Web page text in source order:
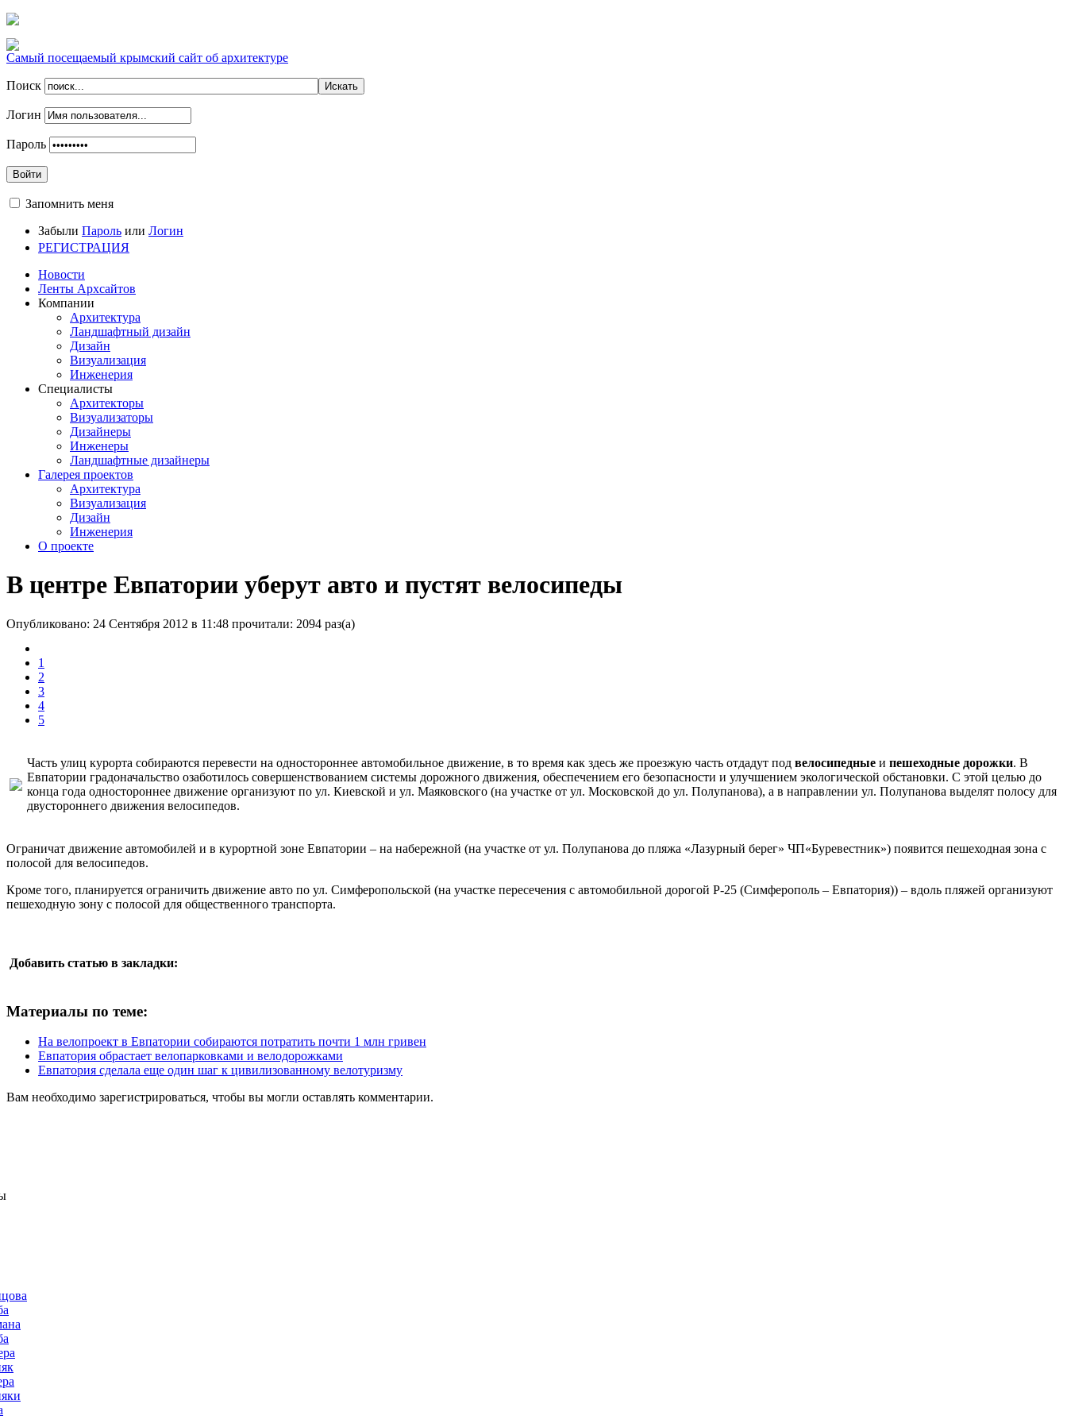
Самый посещаемый крымский сайт об архитектуре
Поиск
Логин
Пароль
Войти
Запомнить меня
Забыли Пароль или Логин
РЕГИСТРАЦИЯ
Новости
Ленты Архсайтов
Компании
Архитектура
Ландшафтный дизайн
Дизайн
Визуализация
Инженерия
Специалисты
Архитекторы
Визуализаторы
Дизайнеры
Инженеры
Ландшафтные дизайнеры
Галерея проектов
Архитектура
Визуализация
Дизайн
Инженерия
О проекте
В центре Евпатории уберут авто и пустят велосипеды
Опубликовано: 24 Сентября 2012 в 11:48 прочитали: 2094 раз(а)
1
2
3
4
5
Часть улиц курорта собираются перевести на одностороннее автомобильное движение, в то время как здесь же проезжую часть отдадут под велосипедные и пешеходные дорожки. В
Евпатории градоначальство озаботилось совершенствованием системы дорожного движения, обеспечением его безопасности и улучшением экологической обстановки. С этой целью до
конца года одностороннее движение организуют по ул. Киевской и ул. Маяковского (на участке от ул. Московской до ул. Полупанова), а в направлении ул. Полупанова выделят полосу для
двустороннего движения велосипедов.
Ограничат движение автомобилей и в курортной зоне Евпатории – на набережной (на участке от ул. Полупанова до пляжа «Лазурный берег» ЧП«Буревестник») появится пешеходная зона с
полосой для велосипедов.
Кроме того, планируется ограничить движение авто по ул. Симферопольской (на участке пересечения с автомобильной дорогой Р-25 (Симферополь – Евпатория)) – вдоль пляжей организуют
пешеходную зону с полосой для общественного транспорта.
Добавить статью в закладки:
Материалы по теме:
На велопроект в Евпатории собираются потратить почти 1 млн гривен
Евпатория обрастает велопарковками и велодорожками
Евпатория сделала еще один шаг к цивилизованному велотуризму
Вам необходимо зарегистрироваться, чтобы вы могли оставлять комментарии.